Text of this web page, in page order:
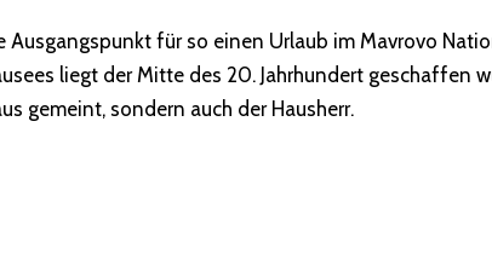
Ausgangspunkt für so einen Urlaub im Mavrovo
liegt der Mitte des 20. Jahrhundert geschaffen
gemeint, sondern auch der Hausherr.